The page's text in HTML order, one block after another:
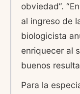
obviedad”.
al ingreso de
biologicista
enriquecer al
buenos
Para la